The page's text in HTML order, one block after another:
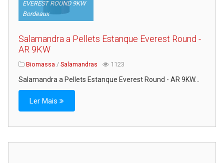
Bombas e Circuladores
Tubagens e Acessórios
Ferramentas
Permutadores de Placas
Serviços
EVEREST ROUND 9KW
Bordeaux
Salamandra a Pellets Estanque Everest Round -
AR 9KW
Biomassa / Salamandras 1123
Salamandra a Pellets Estanque Everest Round - AR 9KW...
Ler Mais